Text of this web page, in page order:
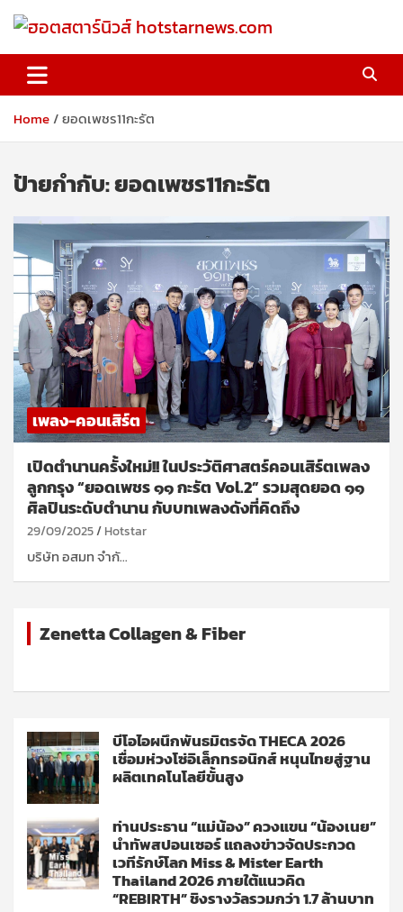
ฮอตสตาร์นิวส์ hotstarnews.com
Home ยอดเพชร11กะรัต
ป้ายกำกับ:ยอดเพชร11กะรัต
เพลง-คอนเสิร์ต
เปิดตำนานครั้งใหม่!! ในประวัติศาสตร์คอนเสิร์ตเพลง
ลูกกรุง “ยอดเพชร ๑๑ กะรัต Vol.2” รวมสุดยอด ๑๑
ศิลปินระดับตำนาน กับบทเพลงดังที่คิดถึง
29/09/2025 Hotstar
บริษัท อสมท จำกั…
Zenetta Collagen & Fiber
บีโอไอผนึกพันธมิตรจัด THECA 2026
เชื่อมห่วงโซ่อิเล็กทรอนิกส์ หนุนไทยสู่ฐาน
ผลิตเทคโนโลยีขั้นสูง
ท่านประธาน “แม่น้อง” ควงแขน “น้องเนย”
นำทัพสปอนเซอร์ แถลงข่าวจัดประกวด
เวทีรักษ์โลก Miss & Mister Earth
Thailand 2026 ภายใต้แนวคิด
“REBIRTH” ชิงรางวัลรวมกว่า 1.7 ล้านบาท